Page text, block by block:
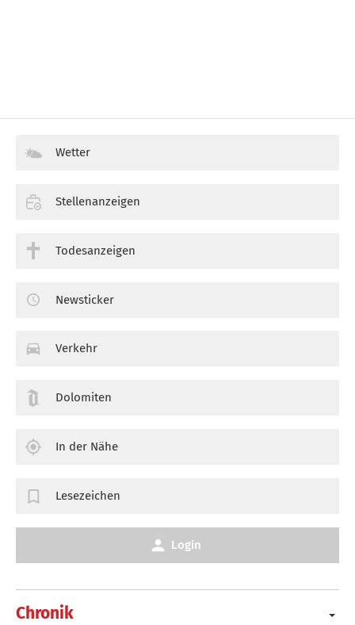
Chronik
Wetter
Stellenanzeigen
Todesanzeigen
Newsticker
Verkehr
Dolomiten
In der Nähe
Lesezeichen
Login